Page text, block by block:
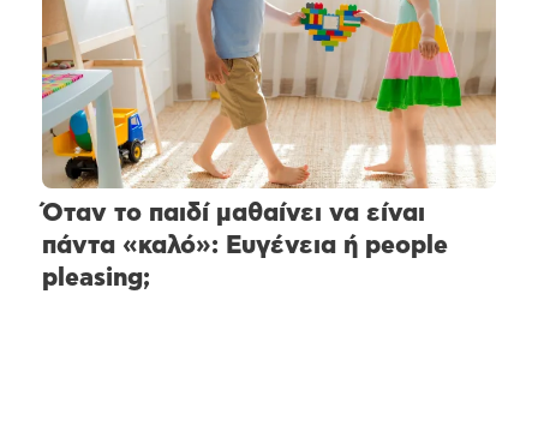
Όταν το παιδί μαθαίνει να είναι
πάντα «καλό»: Ευγένεια ή people
pleasing;